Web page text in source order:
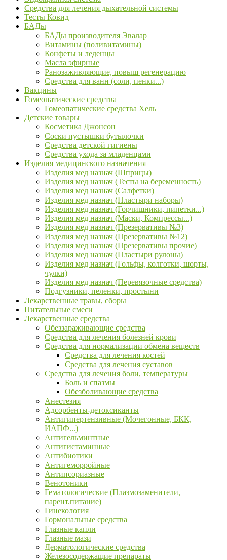
Средства для лечения дыхательной системы
Тесты Ковид
БАДы
БАДы производителя Эвалар
Витамины (поливитамины)
Конфеты и леденцы
Масла эфирные
Ранозаживляющие, повыш регенерацию
Средства для ванн (соли, пенки...)
Вакцины
Гомеопатические средства
Гомеопатические средства Хель
Детские товары
Косметика Джонсон
Соски пустышки бутылочки
Средства детской гигиены
Средства ухода за младенцами
Изделия медицинского назначения
Изделия мед назнач (Шприцы)
Изделия мед назнач (Тесты на беременность)
Изделия мед назнач (Салфетки)
Изделия мед назнач (Пластыри наборы)
Изделия мед назнач (Горчишники, пипетки...)
Изделия мед назнач (Маски, Компрессы...)
Изделия мед назнач (Презервативы №3)
Изделия мед назнач (Презервативы №12)
Изделия мед назнач (Презервативы прочие)
Изделия мед назнач (Пластыри рулоны)
Изделия мед назнач (Гольфы, колготки, шорты,
чулки)
Изделия мед назнач (Перевязочные средства)
Подгузники, пеленки, простыни
Лекарственные травы, сборы
Питательные смеси
Лекарственные средства
Обеззараживающие средства
Средства для лечения болезней крови
Средства для нормализации обмена веществ
Средства для лечения костей
Средства для лечения суставов
Средства для лечения боли, температуры
Боль и спазмы
Обезболивающие средства
Анестезия
Адсорбенты-детоксиканты
Антигипертензивные (Мочегонные, БКК,
ИАПФ...)
Антигельминтные
Антигистаминные
Антибиотики
Антигеморройные
Антипсориазные
Венотоники
Гематологические (Плазмозаменители,
парент.питание)
Гинекология
Гормональные средства
Глазные капли
Глазные мази
Дерматологические средства
Железосодержащие препараты